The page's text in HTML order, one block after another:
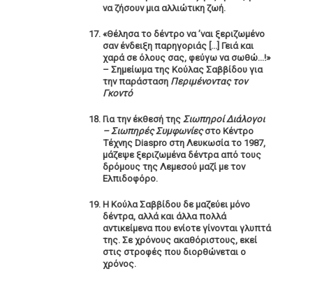
να ζήσουν μια αλλιώτικη ζωή.
«Θέλησα το δέντρο να ’ναι ξεριζωμένο
σαν ένδειξη παρηγοριάς […] Γειά και
χαρά σε όλους σας, φεύγω να σωθώ…!»
– Σημείωμα της Κούλας Σαββίδου για
την παράσταση Περιμένοντας τον
Γκοντό
Για την έκθεσή τηςΣιωπηροί Διάλογοι
– Σιωπηρές Συμφωνίεςστο Κέντρο
Τέχνης Diaspro στη Λευκωσία το 1987,
μάζεψε ξεριζωμένα δέντρα από τους
δρόμους της Λεμεσού μαζί με τον
Ελπιδοφόρο.
Η Κούλα Σαββίδου δε μαζεύει μόνο
δέντρα, αλλά και άλλα πολλά
αντικείμενα που ενίοτε γίνονται γλυπτά
της. Σε χρόνους ακαθόριστους, εκεί
στις στροφές που διορθώνεται ο
χρόνος.